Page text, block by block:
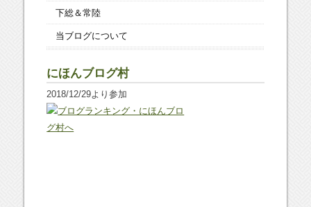
下総＆常陸
当ブログについて
にほんブログ村
2018/12/29より参加